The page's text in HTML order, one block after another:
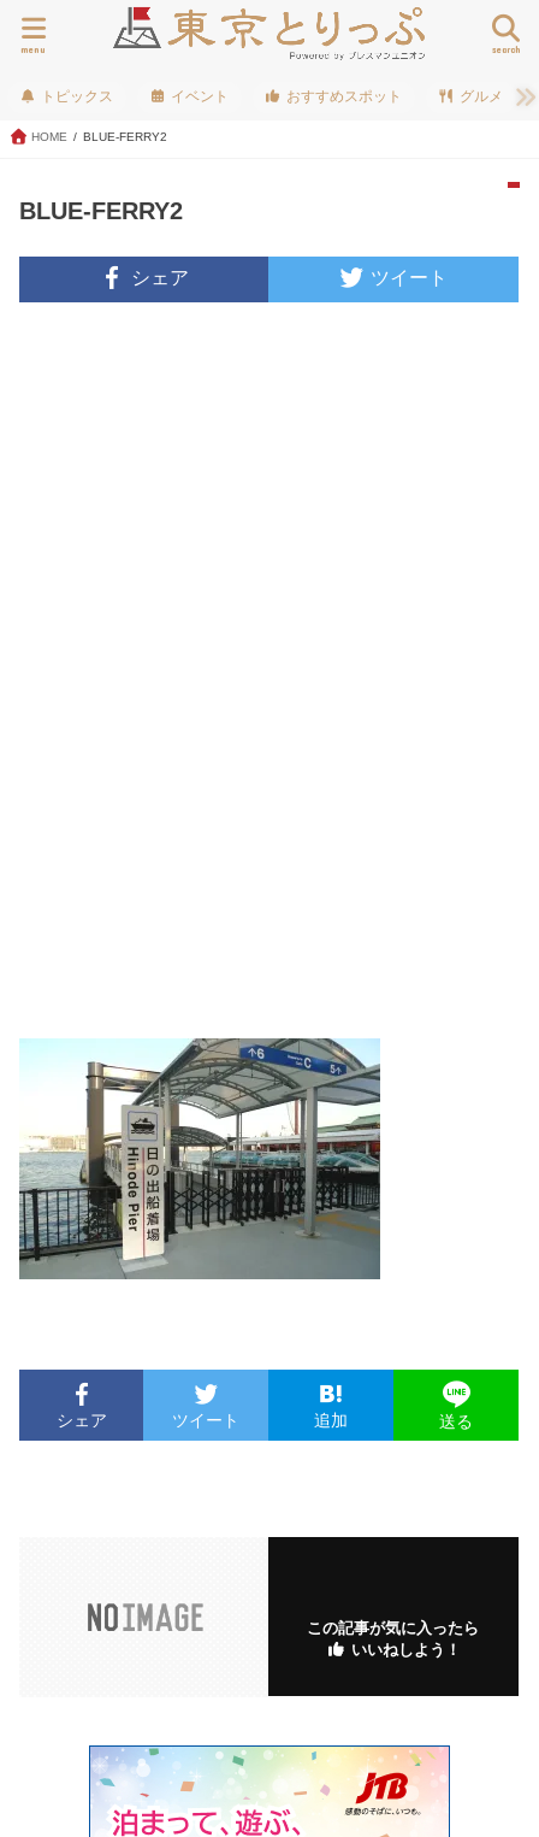
search
menu
トピックス イベント おすすめスポット グルメ
HOME BLUE-FERRY2
BLUE-FERRY2
シェア ツイート
シェア ツイート 追加 送る
この記事が気に入ったら
いいねしよう！